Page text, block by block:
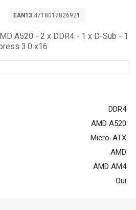
EAN13 4718017826921
A520 - 2 x DDR4 - 1 x D-Sub - 1
3.0 x16
DDR4
AMD A520
Micro-ATX
AMD
AMD AM4
Oui